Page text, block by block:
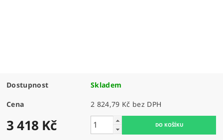
Dostupnost Skladem
Cena 2 824,79 Kč bez DPH
3 418 Kč